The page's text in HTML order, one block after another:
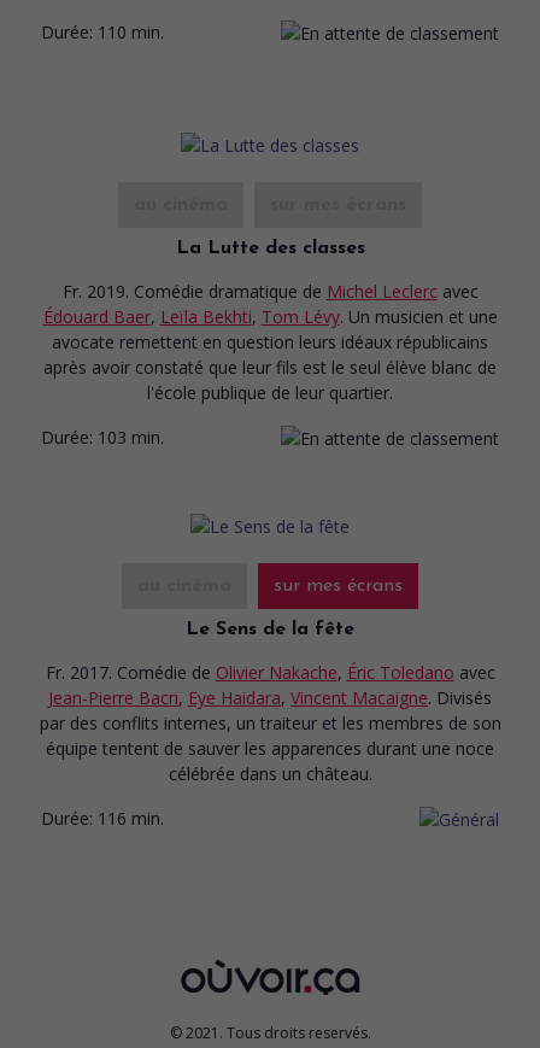
Durée: 110 min.
La Lutte des classes
Fr. 2019. Comédie dramatique de Michel Leclerc avec
Édouard Baer, Leïla Bekhti, Tom Lévy. Un musicien et une
avocate remettent en question leurs idéaux républicains
après avoir constaté que leur fils est le seul élève blanc de
l'école publique de leur quartier.
Durée: 103 min.
sur mes écrans
Le Sens de la fête
Fr. 2017. Comédie de Olivier Nakache, Éric Toledano avec
Jean-Pierre Bacri, Eye Haidara, Vincent Macaigne. Divisés
par des conflits internes, un traiteur et les membres de son
équipe tentent de sauver les apparences durant une noce
célébrée dans un château.
Durée: 116 min.
© 2021. Tous droits reservés.